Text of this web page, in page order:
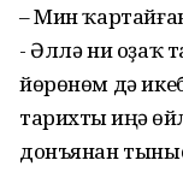
– Мин
- Әллә ни оҙаҡ
йөрөнөм дә
тарихты һиңә
донъянан